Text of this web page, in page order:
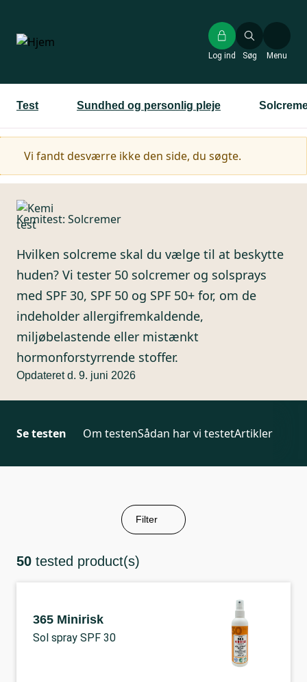
hovedindhold
Søg
Log ind Menu
Test Sundhed og personlig pleje
Advarselsmeddelelse
Vi fandt desværre ikke den side, du søgte.
Kemitest: Solcremer
Hvilken solcreme skal du vælge til at beskytte
huden? Vi tester 50 solcremer og solsprays
med SPF 30, SPF 50 og SPF 50+ for, om de
indeholder allergifremkaldende,
miljøbelastende eller mistænkt
hormonforstyrrende stoffer.
Opdateret d. 9. juni 2026
Se testen Om testenSådan har vi testetArtikler
Filter
50 tested product(s)
365 Minirisk
Sol spray SPF 30